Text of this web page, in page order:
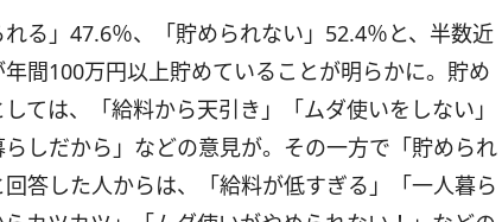
れる」47.6％、「貯められない」52.4％と、半数近
年間100万円以上貯めていることが明らかに。貯め
ては、「給料から天引き」「ムダ使いをしない」
らしだから」などの意見が。その一方で「貯められ
答した人からは、「給料が低すぎる」「一人暮ら